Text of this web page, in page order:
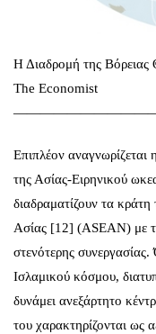
Η Διαδρομή της
The Economist
Επιπλέον αναγνωρίζεται
της Ασίας-Ειρηνικού
διαδραματίζουν τα
Ασίας [12] (ASEAN) με
στενότερης
Ισλαμικού κόσμου,
δυνάμει ανεξάρτητο
του χαρακτηρίζονται ως